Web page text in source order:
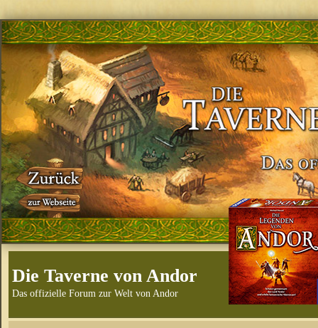
Die Taverne von Andor
Das offizielle Forum zur Welt von Andor